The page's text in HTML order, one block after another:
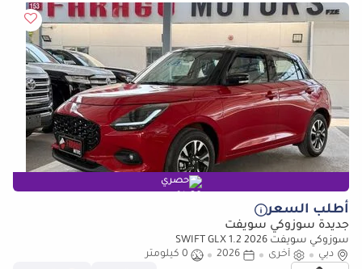
حصري
أطلب السعر
جديدة سوزوكي سويفت
سوزوكي سويفت 2026 SWIFT GLX 1.2
دبي
أخرى 2026
0 كيلومتر